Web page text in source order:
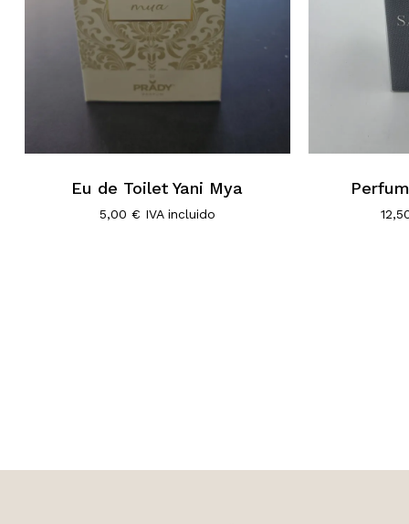
No hay productos en el carrito.
Ir A La Tienda
Eu de Toilet Yani Mya
5,00 € IVA incluido